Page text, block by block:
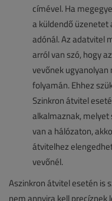
címével. Ha
a küldendő üzenetet
adónál. Az adatvitel
arról van szó, hogy
vevőnek
folyamán. Ehhez
Szinkron átvitel
alkalmaznak, melyet
van a hálózaton,
átvitelhez
vevőnél.
Aszinkron átvitel esetén is
nem annyira kell precíznek